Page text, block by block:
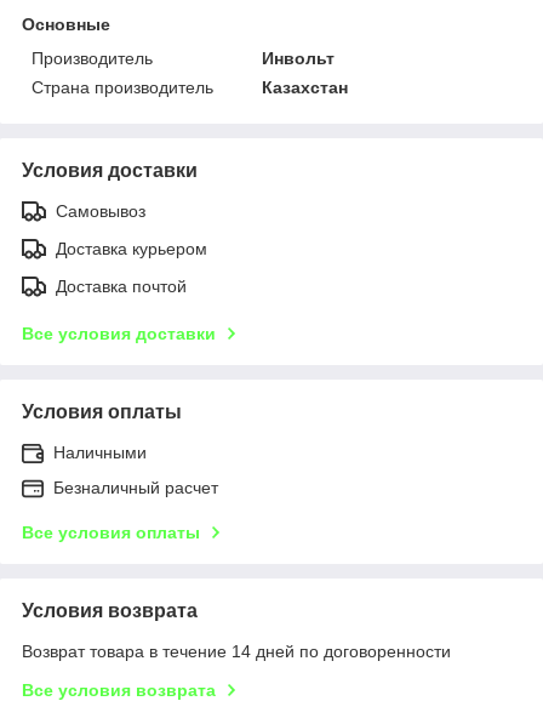
Основные
Производитель
Инвольт
Страна производитель
Казахстан
Условия доставки
Самовывоз
Доставка курьером
Доставка почтой
Все условия доставки
Условия оплаты
Наличными
Безналичный расчет
Все условия оплаты
Условия возврата
Возврат товара в течение 14 дней по договоренности
Все условия возврата